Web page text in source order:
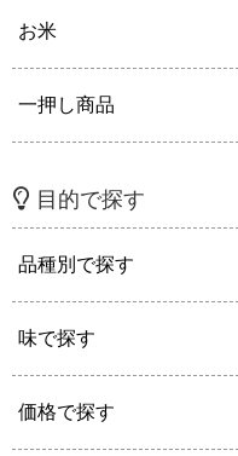
お米
一押し商品
目的で探す
品種別で探す
味で探す
価格で探す